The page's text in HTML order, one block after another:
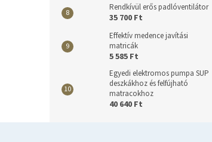
Rendkívül erős padlóventilátor
35 700 Ft
Effektív medence javítási
matricák
5 585 Ft
Egyedi elektromos pumpa SUP
deszkákhoz és felfújható
matracokhoz
40 640 Ft